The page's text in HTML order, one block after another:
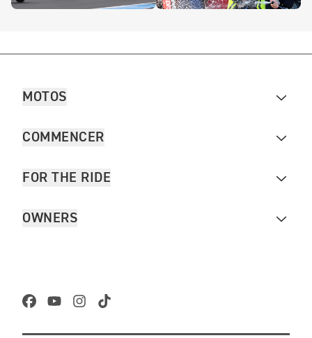
MOTOS
COMMENCER
FOR THE RIDE
OWNERS